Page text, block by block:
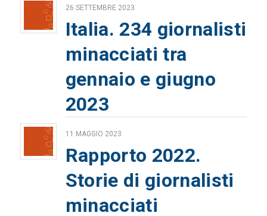
26 SETTEMBRE 2023
Italia. 234 giornalisti
minacciati tra
gennaio e giugno
2023
11 MAGGIO 2023
Rapporto 2022.
Storie di giornalisti
minacciati